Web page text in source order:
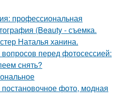
профессиональная
(Beauty - съемка.
Наталья ханина.
перед фотосессией:
снять?
фото, модная